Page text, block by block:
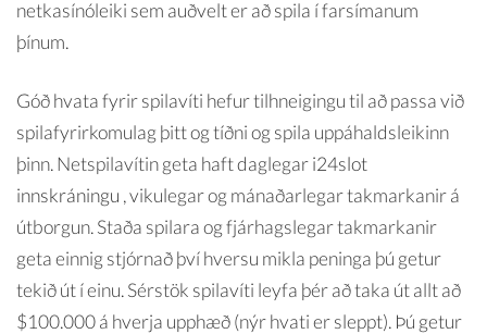
netkasínóleiki sem auðvelt er að spila í farsímanum
þínum.
Góð hvata fyrir spilavíti hefur tilhneigingu til að passa við
spilafyrirkomulag þitt og tíðni og spila uppáhaldsleikinn
þinn. Netspilavítin geta haft daglegari24slot
innskráningu , vikulegar og mánaðarlegar takmarkanir á
útborgun. Staða spilara og fjárhagslegar takmarkanir
geta einnig stjórnað því hversu mikla peninga þú getur
tekið út í einu. Sérstök spilavíti leyfa þér að taka út allt að
$100.000 á hverja upphæð (nýr hvati er sleppt). Þú getur